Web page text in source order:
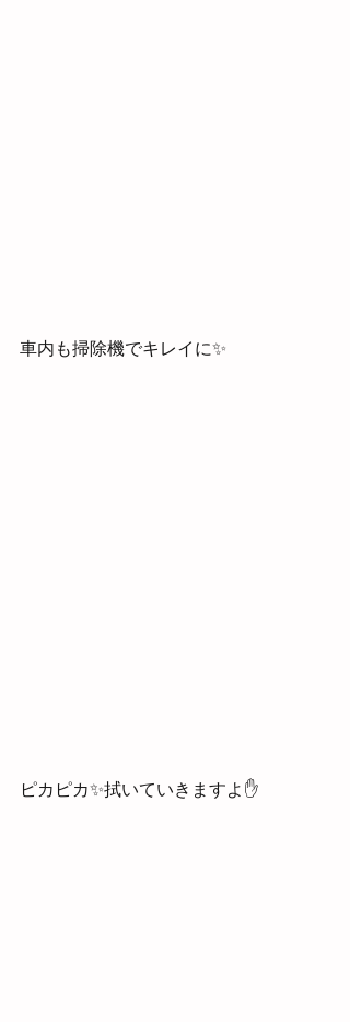
車内も掃除機でキレイに✨
ピカピカ✨拭いていきますよ✋